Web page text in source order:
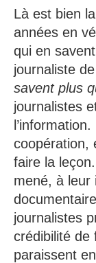
Là est bien
années en
qui en
journaliste
savent plus
journalistes
coopération,
faire la
mené, à leur
journalistes
crédibilité de
paraissent